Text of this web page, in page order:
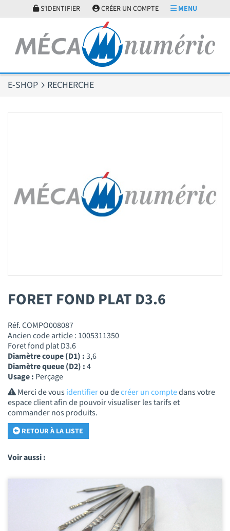
S'IDENTIFIER CRÉER UN COMPTE MENU
E-SHOP RECHERCHE
FORET FOND PLAT D3.6
Réf. COMPO008087
Ancien code article : 1005311350
Foret fond plat D3.6
Diamètre coupe (D1) :3,6
Diamètre queue (D2) :4
Usage : Perçage
Merci de vousidentifierou decréer un comptedans votre
espace client afin de pouvoir visualiser les tarifs et
commander nos produits.
RETOUR À LA LISTE
Voir aussi :
Panneau de gestion des cookies